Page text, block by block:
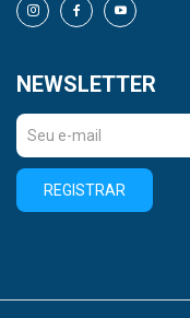
NEWSLETTER
REGISTRAR